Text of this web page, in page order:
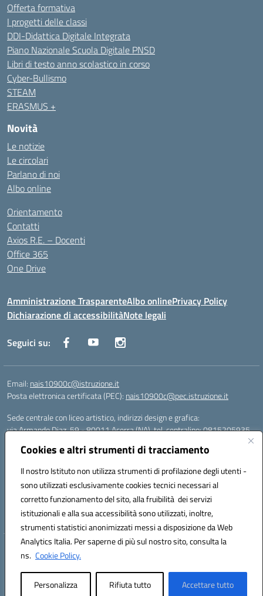
Cookies e altri strumenti di tracciamento
Il nostro Istituto non utilizza strumenti di profilazione degli utenti -
sono utilizzati esclusivamente cookies tecnici necessari al
corretto funzionamento del sito, alla fruibilità dei servizi
istituzionali e alla sua accessibilità sono utilizzati, inoltre,
strumenti statistici anonimizzati messi a disposizione da Web
Analytics Italia. Per saperne di più sul nostro sito, consulta la
ns. Cookie Policy.
Personalizza Rifiuta tutto Accettare tutto
Offerta formativa
I progetti delle classi
DDI-Didattica Digitale Integrata
Piano Nazionale Scuola Digitale PNSD
Libri di testo anno scolastico in corso
Cyber-Bullismo
STEAM
ERASMUS +
Novità
Le notizie
Le circolari
Parlano di noi
Albo online
Orientamento
Contatti
Axios R.E. – Docenti
Office 365
One Drive
Amministrazione TrasparenteAlbo onlinePrivacy Policy
Dichiarazione di accessibilitàNote legali
Seguici su:
Email: nais10900c@istruzione.it
Posta elettronica certificata (PEC): nais10900c@pec.istruzione.it
Sede centrale con liceo artistico, indirizzi design e grafica:
via Armando Diaz, 59 - 80011 Acerra (NA), tel. centralino: 0815205935
via T. Campanella, 80011 Acerra (NA), tel/fax: 0818850905
Sede succursale con liceo musicale:
via S. Pellico, 80011 Acerra (NA), tel: 08119660921
Email: nais10900c@istruzione.it | PEC: nais10900c@pec.istruzione.it |
Nome Ufficio PA: Uff_eFatturaPA | Codice Univoco ufficio: UFOYYV |
C.Fisc: 93056740637
Hosting & Powered by 3D Solution S.r.l.
Concept & Design by Designers Italia